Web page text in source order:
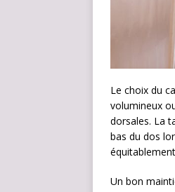
Le choix du
volumineux
dorsales. La
bas du dos
Un bon